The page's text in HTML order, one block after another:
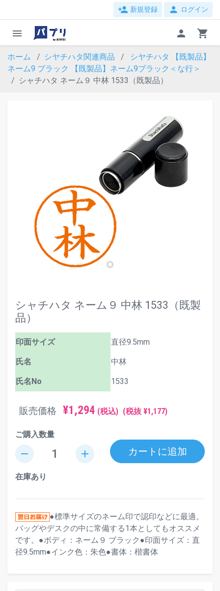
person_add 新規登録 person ログイン
menu person shopping_cart
ホーム シヤチハタ関連商品
シヤチハタ 【既製品】
ネーム9 ブラック
【既製品】ネーム9ブラック＜な行＞
シャチハタ ネーム９ 中林 1533（既製品）
シャチハタ ネーム９ 中林 1533（既製
品）
印面サイズ 直径9.5mm
氏名 中林
氏名No 1533
販売価格 ¥1,294 (税込) (税抜 ¥1,177)
ご購入数量
remove add カートに追加
在庫あり
●標準サイズのネーム印で認印などに最適。
バッグやデスクの中に常備する1本としてもオススメ
です。●ボディ：ネーム９ ブラック●印面サイズ：直
径9.5mm●インク色：朱色●書体：楷書体